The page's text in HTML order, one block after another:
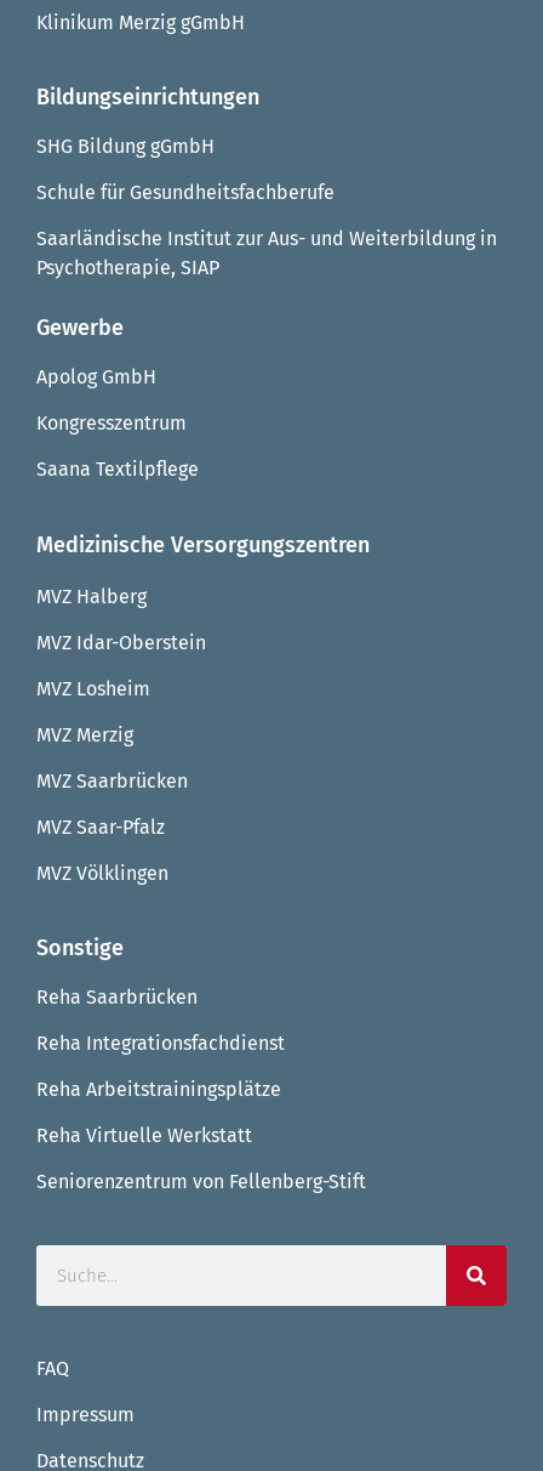
Klinikum Merzig gGmbH
Bildungseinrichtungen
SHG Bildung gGmbH
Schule für Gesundheitsfachberufe
Saarländische Institut zur Aus- und Weiterbildung in
Psychotherapie, SIAP
Gewerbe
Apolog GmbH
Kongresszentrum
Saana Textilpflege
Medizinische Versorgungszentren
MVZ Halberg
MVZ Idar-Oberstein
MVZ Losheim
MVZ Merzig
MVZ Saarbrücken
MVZ Saar-Pfalz
MVZ Völklingen
Sonstige
Reha Saarbrücken
Reha Integrationsfachdienst
Reha Arbeitstrainingsplätze
Reha Virtuelle Werkstatt
Seniorenzentrum von Fellenberg-Stift
FAQ
Impressum
Datenschutz